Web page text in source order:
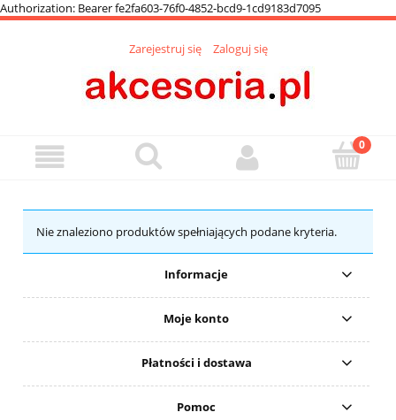
Authorization: Bearer fe2fa603-76f0-4852-bcd9-1cd9183d7095
Zarejestruj się Zaloguj się
Nie znaleziono produktów spełniających podane kryteria.
Informacje
Moje konto
Płatności i dostawa
Pomoc